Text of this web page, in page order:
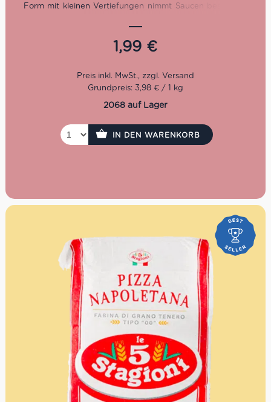
Form mit kleinen Vertiefungen nimmt Saucen besonders
Pilze, Ricotta, Käse und kräftige Pasta-Gerichte.
Hergestellt aus 100% italienischem Hartweizen,
steinvermahlenem Grieß und Bronzeformung. Kochzeit: 11
1,99 €
Grundpreis: 3,98 € / 1 kg
2068 auf Lager
IN DEN WARENKORB